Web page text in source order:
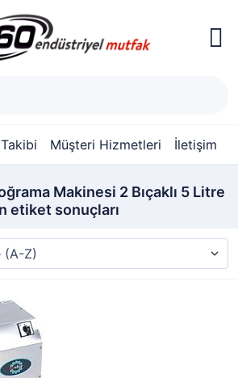
Müşteri Hizmetleri İletişim
Makinesi 2 Bıçaklı 5 Litre
etiket sonuçları